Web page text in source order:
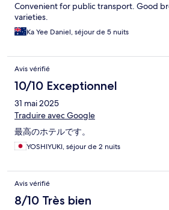
Convenient for public transport. Good
varieties.
Ka Yee Daniel, séjour de 5 nuits
Avis vérifié
10/10 Exceptionnel
31 mai 2025
Traduire avec Google
最高のホテルです。
YOSHIYUKI, séjour de 2 nuits
Avis vérifié
8/10 Très bien